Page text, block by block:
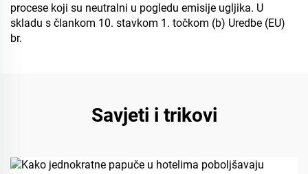
procese koji su neutralni u pogledu emisije ugljika. U
skladu s člankom 10. stavkom 1. točkom (b) Uredbe (EU)
br.
Savjeti i trikovi